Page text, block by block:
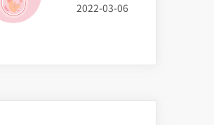
2022-03-06